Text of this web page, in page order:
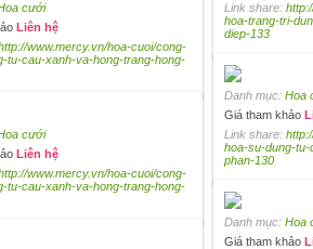
Link share:
hoa-trang-tri-
diep-133
cưới
Liên hệ
www.mercy.vn/hoa-cuoi/cong-
tu-cau-xanh-va-hong-trang-hong-
Danh mục: Hoa
Giá tham khảo
Link share:
hoa-su-dung-
phan-130
cưới
Liên hệ
www.mercy.vn/hoa-cuoi/cong-
tu-cau-xanh-va-hong-trang-hong-
Danh mục: Hoa
Giá tham khảo